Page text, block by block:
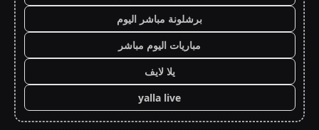
برشلونة مباشر اليوم
مباريات اليوم مباشر
يلا لايف
yalla live